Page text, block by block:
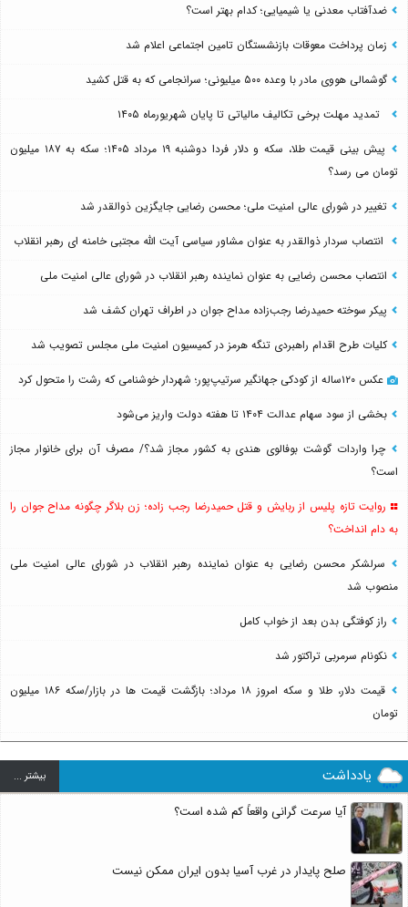
ضدآفتاب‌ معدنی یا شیمیایی؛ کدام بهتر است؟
زمان پرداخت معوقات بازنشستگان تامین اجتماعی اعلام شد
گوشمالی هووی مادر با وعده ۵۰۰ میلیونی؛ سرانجامی که به قتل کشید
تمدید مهلت برخی تکالیف مالیاتی تا پایان شهریورماه ۱۴۰۵
پیش بینی قیمت طلا، سکه و دلار فردا دوشنبه ۱۹ مرداد ۱۴۰۵؛ سکه به ۱۸۷ میلیون
تومان می رسد؟
تغییر در شورای عالی امنیت ملی؛ محسن رضایی جایگزین ذوالقدر شد
انتصاب سردار ذوالقدر به عنوان مشاور سیاسی آیت الله مجتبی خامنه ای رهبر انقلاب
انتصاب محسن رضایی به عنوان نماینده رهبر انقلاب در شورای عالی امنیت ملی
پیکر سوخته حمیدرضا رجب‌زاده مداح جوان در اطراف تهران کشف شد
کلیات طرح اقدام راهبردی تنگه هرمز در کمیسیون امنیت ملی مجلس تصویب شد
عکس ۱۲۰ساله از کودکی جهانگیر سرتیپ‌پور؛ شهردار خوشنامی که رشت را متحول کرد
بخشی از سود سهام عدالت ۱۴۰۴ تا هفته دولت واریز می‌شود
چرا واردات گوشت بوفالوی هندی به کشور مجاز شد؟/ مصرف آن برای خانوار مجاز
است؟
روایت تازه پلیس از ربایش و قتل حمیدرضا رجب زاده؛ زن بلاگر چگونه مداح جوان را
به دام انداخت؟
سرلشکر محسن رضایی به عنوان نماینده رهبر انقلاب در شورای عالی امنیت ملی
منصوب شد
راز کوفتگی بدن بعد از خواب کامل
نکونام سرمربی تراکتور شد
قیمت دلار، طلا و سکه امروز ۱۸ مرداد؛ بازگشت قیمت ها در بازار/سکه ۱۸۶ میلیون
تومان
یادداشت بيشتر ...
آیا سرعت گرانی واقعاً کم شده است؟
صلح پایدار در غرب آسیا بدون ایران ممکن نیست